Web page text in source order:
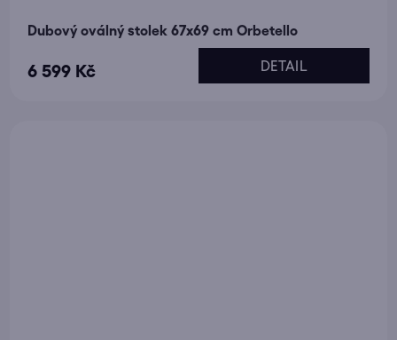
Dubový oválný stolek 67x69 cm Orbetello
6 599 Kč DETAIL